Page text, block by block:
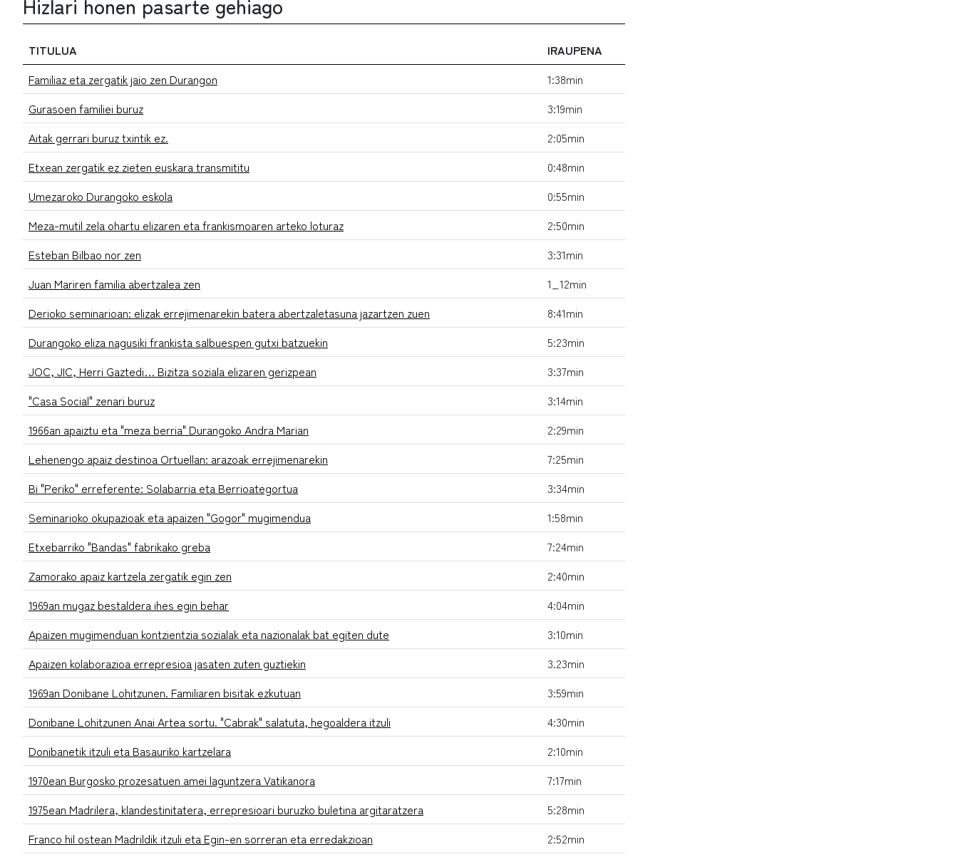
Hizlari honen pasarte gehiago
TITULUA
IRAUPENA
Familiaz eta zergatik jaio zen Durangon
1:38min
Gurasoen familiei buruz
3:19min
Aitak gerrari buruz txintik ez.
2:05min
Etxean zergatik ez zieten euskara transmititu
0:48min
Umezaroko Durangoko eskola
0:55min
Meza-mutil zela ohartu elizaren eta frankismoaren arteko loturaz
2:50min
Esteban Bilbao nor zen
3:31min
Juan Mariren familia abertzalea zen
1_12min
Derioko seminarioan: elizak errejimenarekin batera abertzaletasuna jazartzen zuen
8:41min
Durangoko eliza nagusiki frankista salbuespen gutxi batzuekin
5:23min
JOC, JIC, Herri Gaztedi… Bizitza soziala elizaren gerizpean
3:37min
"Casa Social" zenari buruz
3:14min
1966an apaiztu eta "meza berria" Durangoko Andra Marian
2:29min
Lehenengo apaiz destinoa Ortuellan: arazoak errejimenarekin
7:25min
Bi "Periko" erreferente: Solabarria eta Berrioategortua
3:34min
Seminarioko okupazioak eta apaizen "Gogor" mugimendua
1:58min
Etxebarriko "Bandas" fabrikako greba
7:24min
Zamorako apaiz kartzela zergatik egin zen
2:40min
1969an mugaz bestaldera ihes egin behar
4:04min
Apaizen mugimenduan kontzientzia sozialak eta nazionalak bat egiten dute
3:10min
Apaizen kolaborazioa errepresioa jasaten zuten guztiekin
3.23min
1969an Donibane Lohitzunen. Familiaren bisitak ezkutuan
3:59min
Donibane Lohitzunen Anai Artea sortu. "Cabrak" salatuta, hegoaldera itzuli
4:30min
Donibanetik itzuli eta Basauriko kartzelara
2:10min
1970ean Burgosko prozesatuen amei laguntzera Vatikanora
7:17min
1975ean Madrilera, klandestinitatera, errepresioari buruzko buletina argitaratzera
5:28min
Franco hil ostean Madrildik itzuli eta Egin-en sorreran eta erredakzioan
2:52min